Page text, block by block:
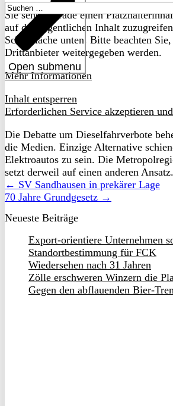
Open submenu
Suchen
nach:
Sie sehen gerade einen
auf den eigentlichen Inhalt
Schaltfläche unten. Bitte beachten
Drittanbieter weitergegeben werden.
Mehr Informationen
Inhalt entsperren
Erforderlichen Service akzeptieren
Die Debatte um Dieselfahrverbote
die Medien. Einzige Alternative
Elektroautos zu sein. Die
setzt derweil auf einen anderen Ansatz.
← SV Sandhausen in prekärer Lage
70 Jahre Grundgesetz →
Neueste Beiträge
Export-orientiere Unternehmen
Standortbestimmung für FCK
Wiedersehen nach 31 Jahren
Zölle erschweren Winzern die
Gegen den abflauenden Bier-